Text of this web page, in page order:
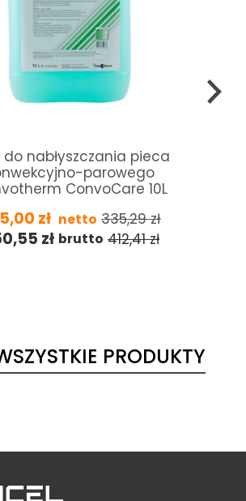
do nabłyszczania pieca
parowego
ConvoCare 10L
zł netto 335,29zł
zł brutto 412,41zł
PRODUKTY